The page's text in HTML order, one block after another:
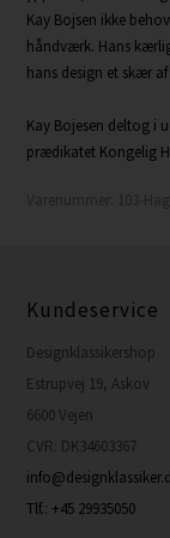
Kay Bojsen ikke
håndværk. Hans
hans design et skær
Kay Bojesen deltog i
prædikatet Kongelig
Kundeservice
Designklassikershop
Estrupvej 19, Askov
6600 Vejen
CVR: DK34603367
Tlf.: +45 29935050